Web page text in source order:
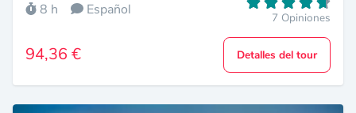
8 h Español 7 Opiniones
94,36 € Detalles del tour